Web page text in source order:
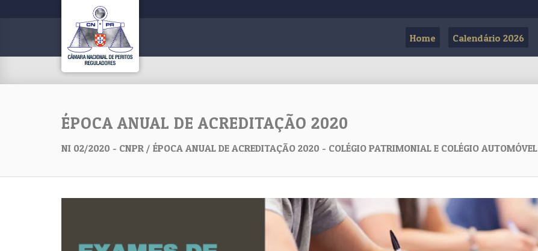
Home Calendário 2026
ÉPOCA ANUAL DE ACREDITAÇÃO 2020
NI 02/2020 - CNPR / ÉPOCA ANUAL DE ACREDITAÇÃO 2020 - COLÉGIO PATRIMONIAL E COLÉGIO AUTOMÓVEL